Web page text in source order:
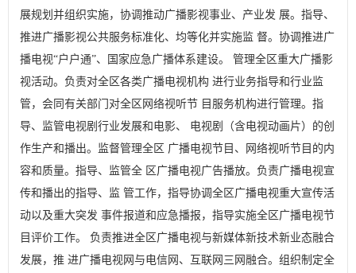
展规划并组织实施，协调推动广播影视事业、产业发 展。指导、
推进广播影视公共服务标准化、均等化并实施监 督。协调推进广
播电视“户户通”、国家应急广播体系建设。 管理全区重大广播影
视活动。负责对全区各类广播电视机构 进行业务指导和行业监
管，会同有关部门对全区网络视听节 目服务机构进行管理。指
导、监管电视剧行业发展和电影、 电视剧（含电视动画片）的创
作生产和播出。监督管理全区 广播电视节目、网络视听节目的内
容和质量。指导、监管全 区广播电视广告播放。负责广播电视宣
传和播出的指导、监 管工作，指导协调全区广播电视重大宣传活
动以及重大突发 事件报道和应急播报，指导实施全区广播电视节
目评价工作。 负责推进全区广播电视与新媒体新技术新业态融合
发展，推 进广播电视网与电信网、互联网三网融合。组织制定全